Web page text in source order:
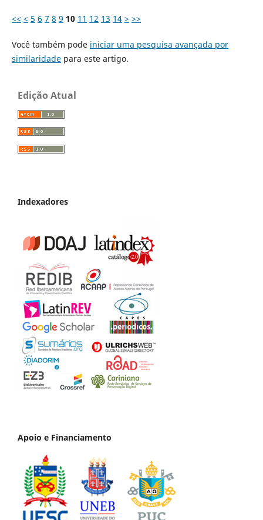
<< < 5 6 7 8 9 10 11 12 13 14 > >>
Você também pode iniciar uma pesquisa avançada por
similaridadepara este artigo.
Edição Atual
Indexadores
Apoio e Financiamento